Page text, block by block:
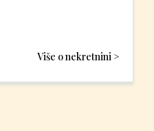
Više o nekretnini >